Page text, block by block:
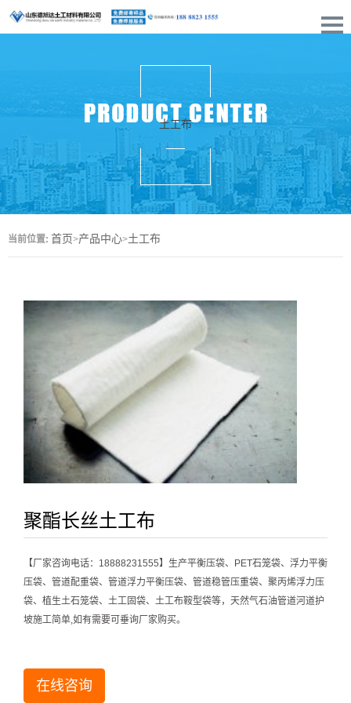
土工布
当前位置: 首页>产品中心>土工布
聚酯长丝土工布
【厂家咨询电话：18888231555】生产平衡压袋、PET石笼袋、浮力平衡
压袋、管道配重袋、管道浮力平衡压袋、管道稳管压重袋、聚丙烯浮力压
袋、植生土石笼袋、土工固袋、土工布鞍型袋等，天然气石油管道河道护
坡施工简单,如有需要可垂询厂家购买。
在线咨询